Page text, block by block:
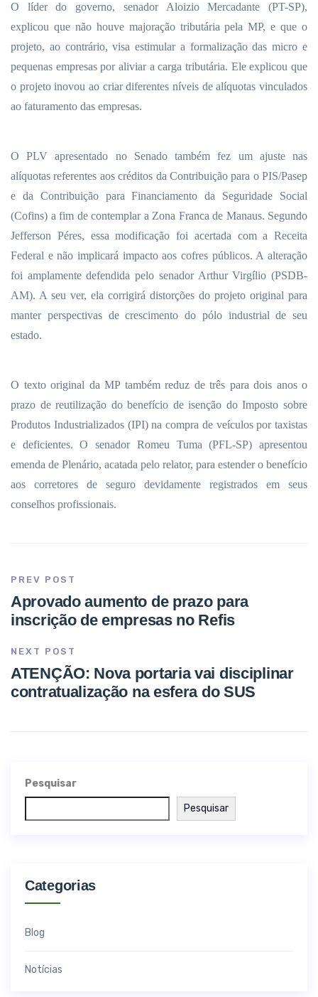
O líder do governo, senador Aloizio Mercadante (PT-SP),
explicou que não houve majoração tributária pela MP, e que o
projeto, ao contrário, visa estimular a formalização das micro e
pequenas empresas por aliviar a carga tributária. Ele explicou que
o projeto inovou ao criar diferentes níveis de alíquotas vinculados
ao faturamento das empresas.
O PLV apresentado no Senado também fez um ajuste nas
alíquotas referentes aos créditos da Contribuição para o PIS/Pasep
e da Contribuição para Financiamento da Seguridade Social
(Cofins) a fim de contemplar a Zona Franca de Manaus. Segundo
Jefferson Péres, essa modificação foi acertada com a Receita
Federal e não implicará impacto aos cofres públicos. A alteração
foi amplamente defendida pelo senador Arthur Virgílio (PSDB-
AM). A seu ver, ela corrigirá distorções do projeto original para
manter perspectivas de crescimento do pólo industrial de seu
estado.
O texto original da MP também reduz de três para dois anos o
prazo de reutilização do benefício de isenção do Imposto sobre
Produtos Industrializados (IPI) na compra de veículos por taxistas
e deficientes. O senador Romeu Tuma (PFL-SP) apresentou
emenda de Plenário, acatada pelo relator, para estender o benefício
aos corretores de seguro devidamente registrados em seus
conselhos profissionais.
PREV POST
Aprovado aumento de prazo para
inscrição de empresas no Refis
NEXT POST
ATENÇÃO: Nova portaria vai disciplinar
contratualização na esfera do SUS
Pesquisar
Pesquisar
Categorias
Blog
Notícias